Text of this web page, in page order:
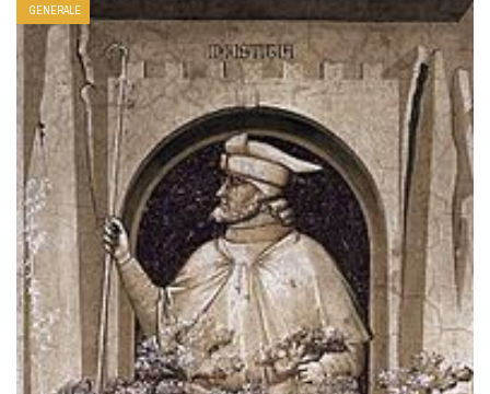
GENERALE